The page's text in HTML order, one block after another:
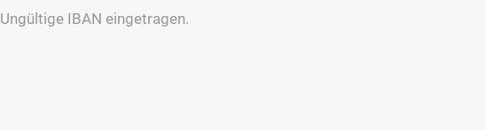
Ungültige IBAN eingetragen.